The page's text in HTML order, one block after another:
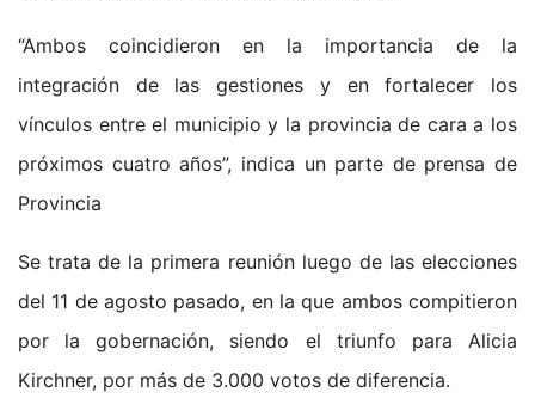
“Ambos coincidieron en la importancia de la
integración de las gestiones y en fortalecer los
vínculos entre el municipio y la provincia de cara a los
próximos cuatro años”, indica un parte de prensa de
Provincia
Se trata de la primera reunión luego de las elecciones
del 11 de agosto pasado, en la que ambos compitieron
por la gobernación, siendo el triunfo para Alicia
Kirchner, por más de 3.000 votos de diferencia.